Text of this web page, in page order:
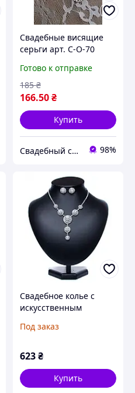
Свадебные висящие
серьги арт. С-О-70
Готово к отправке
166.50₴
185 ₴
Купить
Свадебный салон "ПРИНЦЕССА" 98%
Свадебное колье с
искусственным
Под заказ
623₴
Купить